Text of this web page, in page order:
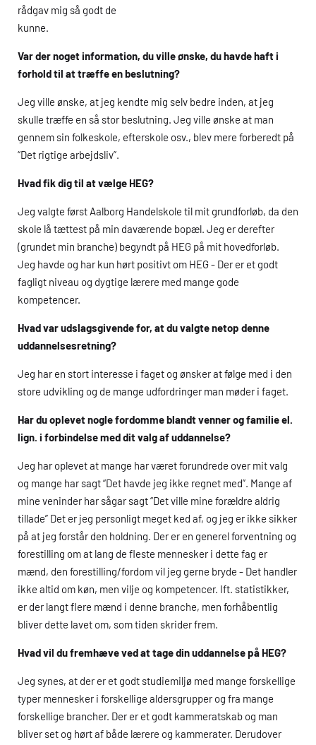
rådgav mig så godt de
kunne.
Var der noget information, du ville ønske, du havde haft i
forhold til at træffe en beslutning?
Jeg ville ønske, at jeg kendte mig selv bedre inden, at jeg
skulle træffe en så stor beslutning. Jeg ville ønske at man
gennem sin folkeskole, efterskole osv., blev mere forberedt på
“Det rigtige arbejdsliv”.
Hvad fik dig til at vælge HEG?
Jeg valgte først Aalborg Handelskole til mit grundforløb, da den
skole lå tættest på min daværende bopæl. Jeg er derefter
(grundet min branche) begyndt på HEG på mit hovedforløb.
Jeg havde og har kun hørt positivt om HEG- Der er et godt
fagligt niveau og dygtige lærere med mange gode
kompetencer.
Hvad var udslagsgivende for, at du valgte netop denne
uddannelsesretning?
Jeg har en stort interesse i faget og ønsker at følge med i den
store udvikling og de mange udfordringer man møder i faget.
Har du oplevet nogle fordomme blandt venner og familie el.
lign. i forbindelse med dit valg af uddannelse?
Jeg har oplevet at mange har været forundrede over mit valg
og mange har sagt “Det havde jeg ikke regnet med”. Mange af
mine veninder har sågar sagt “Det ville mine forældre aldrig
tillade” Det er jeg personligt meget ked af, og jeg er ikke sikker
på at jeg forstår den holdning. Der er en generel forventning og
forestilling om at lang de fleste mennesker i dette fag er
mænd, den forestilling/fordom vil jeg gerne bryde - Det handler
ikke altid om køn, men vilje og kompetencer. Ift. statistikker,
er der langt flere mænd i denne branche, men forhåbentlig
bliver dette lavet om, som tiden skrider frem.
Hvad vil du fremhæve ved at tage din uddannelse på HEG?
Jeg synes, at der er et godt studiemiljø med mange forskellige
typer mennesker i forskellige aldersgrupper og fra mange
forskellige brancher. Der er et godt kammeratskab og man
bliver set og hørt af både lærere og kammerater. Derudover